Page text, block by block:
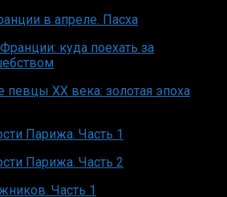
в апреле. Пасха
куда поехать за
XX века: золотая эпоха
Парижа. Часть 1
Парижа. Часть 2
Часть 1